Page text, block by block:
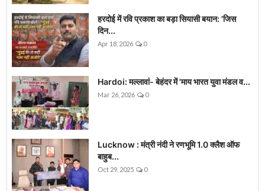
हरदोई में रवि प्रकाश का बड़ा सियासी बयान: 'जिस
दिन...
Apr 18, 2026 0
Hardoi: मल्लावां- बेहंदर में 'माय भारत युवा मंडल व...
Mar 26, 2026 0
Lucknow : मंत्री नंदी ने रणभूमि 1.0 क्लैश ऑफ
बाहुब...
Oct 29, 2025 0